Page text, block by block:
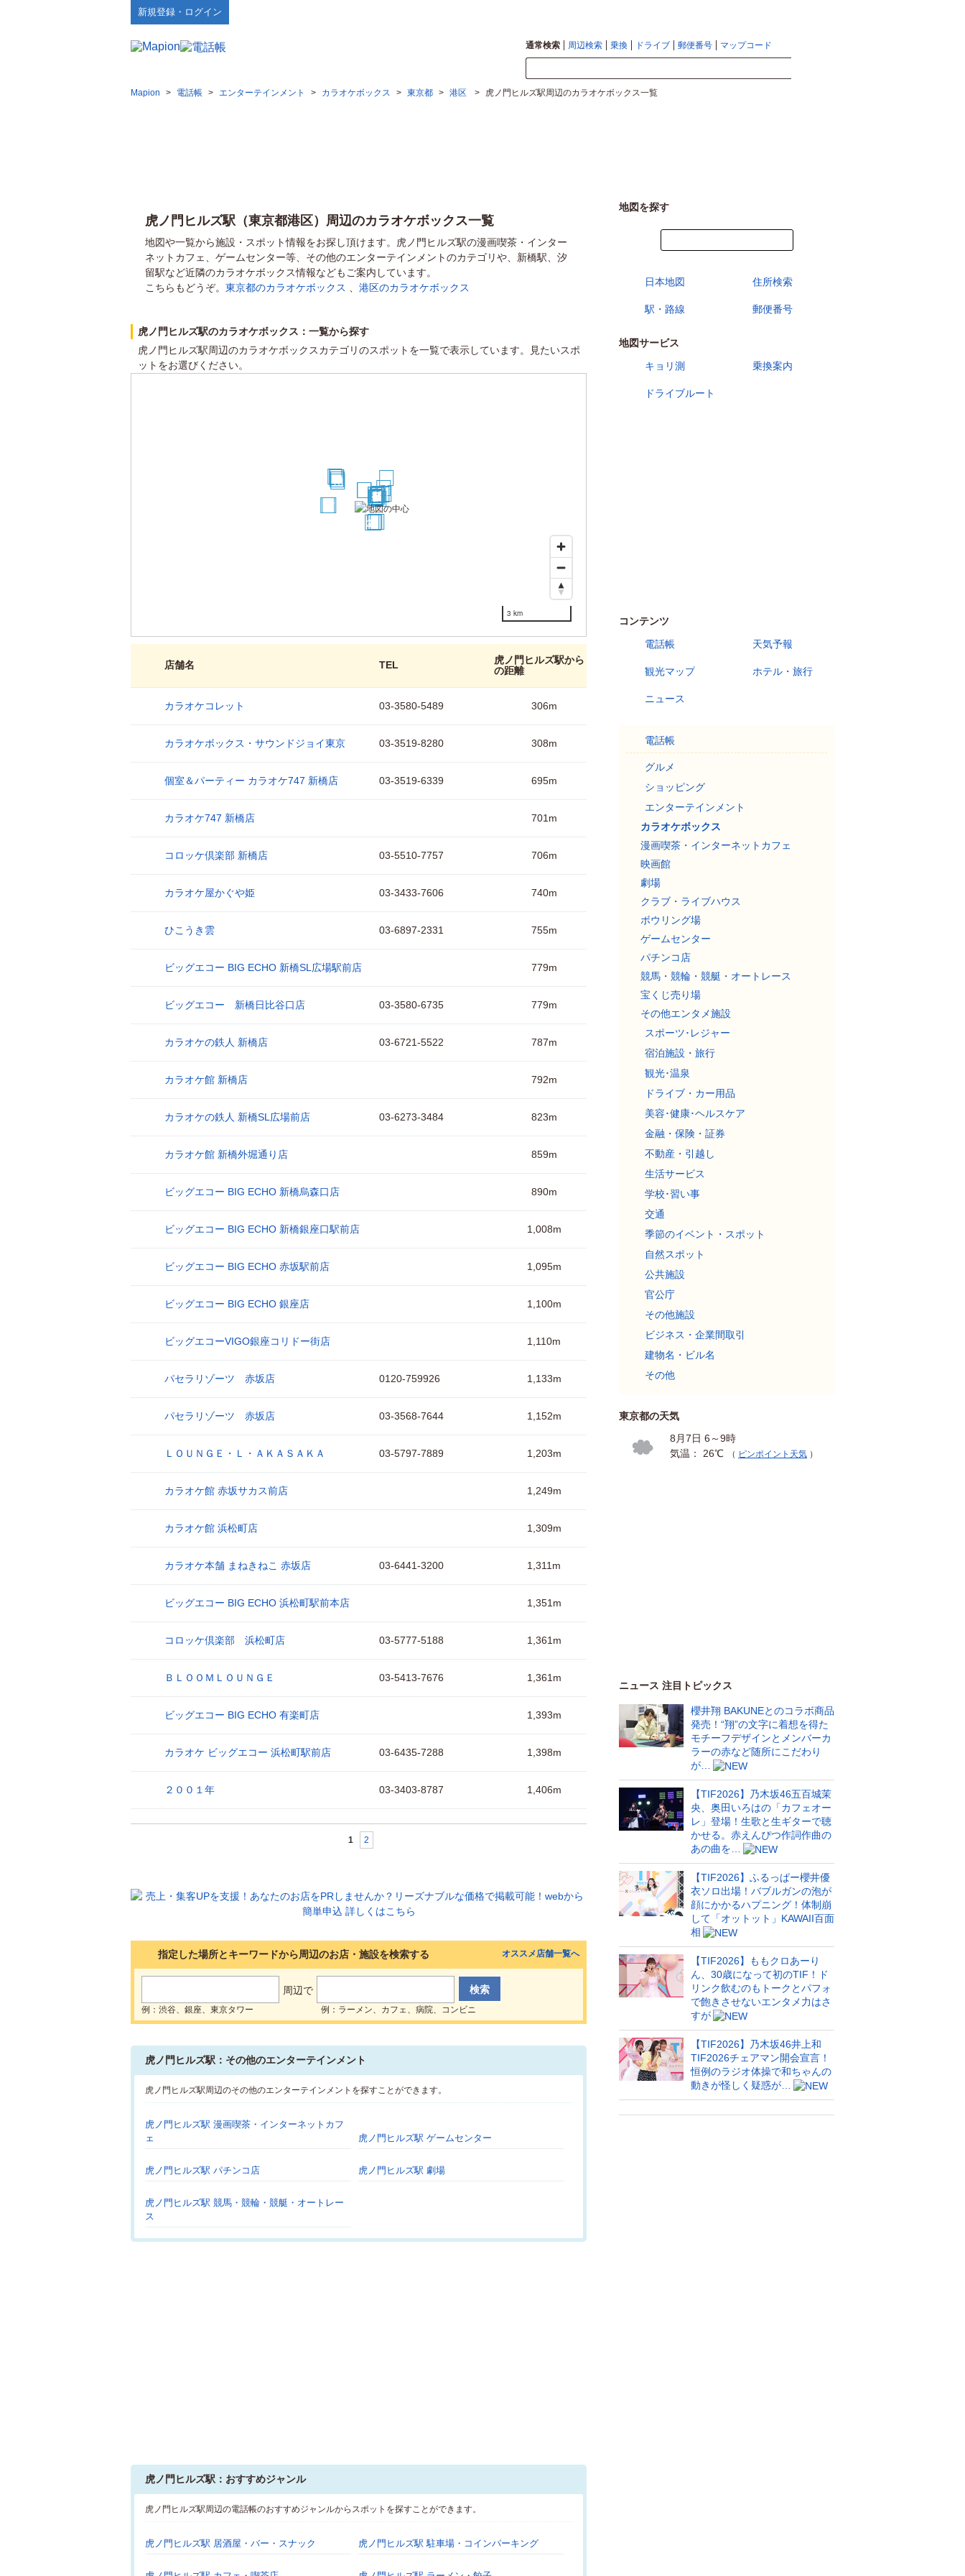
新規登録・ログイン
通常検索 周辺検索 乗換 ドライブ 郵便番号 マップコード
Mapion > 電話帳 > エンターテインメント > カラオケボックス > 東京都 > 港区 > 虎ノ門ヒルズ駅周辺のカラオケボックス一覧
虎ノ門ヒルズ駅（東京都港区）周辺のカラオケボックス一覧
地図や一覧から施設・スポット情報をお探し頂けます。虎ノ門ヒルズ駅の漫画喫茶・インター
ネットカフェ、ゲームセンター等、その他のエンターテインメントのカテゴリや、新橋駅、汐
留駅など近隣のカラオケボックス情報などもご案内しています。
こちらもどうぞ。 東京都のカラオケボックス 港区のカラオケボックス
虎ノ門ヒルズ駅のカラオケボックス：一覧から探す
虎ノ門ヒルズ駅周辺のカラオケボックスカテゴリのスポットを一覧で表示しています。見たいスポ
ットをお選びください。
3
4
5
6
78
9
10
11
12
13
14
15
16
17
18
19
20
21
22
23
24
25
26
27
28
3 km
店舗名 TEL
虎ノ門ヒルズ駅から
の距離
カラオケコレット 03-3580-5489 306m
カラオケボックス・サウンドジョイ東京 03-3519-8280 308m
個室＆パーティー カラオケ747 新橋店 03-3519-6339 695m
カラオケ747 新橋店 701m
コロッケ倶楽部 新橋店 03-5510-7757 706m
カラオケ屋かぐや姫 03-3433-7606 740m
ひこうき雲 03-6897-2331 755m
ビッグエコー BIG ECHO 新橋SL広場駅前店 779m
ビッグエコー 新橋日比谷口店 03-3580-6735 779m
カラオケの鉄人 新橋店 03-6721-5522 787m
カラオケ館 新橋店 792m
カラオケの鉄人 新橋SL広場前店 03-6273-3484 823m
カラオケ館 新橋外堀通り店 859m
ビッグエコー BIG ECHO 新橋烏森口店 890m
ビッグエコー BIG ECHO 新橋銀座口駅前店 1,008m
ビッグエコー BIG ECHO 赤坂駅前店 1,095m
ビッグエコー BIG ECHO 銀座店 1,100m
ビッグエコーVIGO銀座コリドー街店 1,110m
パセラリゾーツ 赤坂店 0120-759926 1,133m
パセラリゾーツ 赤坂店 03-3568-7644 1,152m
ＬＯＵＮＧＥ・Ｌ・ＡＫＡＳＡＫＡ 03-5797-7889 1,203m
カラオケ館 赤坂サカス前店 1,249m
カラオケ館 浜松町店 1,309m
カラオケ本舗 まねきねこ 赤坂店 03-6441-3200 1,311m
ビッグエコー BIG ECHO 浜松町駅前本店 1,351m
コロッケ倶楽部 浜松町店 03-5777-5188 1,361m
ＢＬＯＯＭＬＯＵＮＧＥ 03-5413-7676 1,361m
ビッグエコー BIG ECHO 有楽町店 1,393m
カラオケ ビッグエコー 浜松町駅前店 03-6435-7288 1,398m
２００１年 03-3403-8787 1,406m
1 2
指定した場所とキーワードから周辺のお店・施設を検索する
周辺で
例：渋谷、銀座、東京タワー 例：ラーメン、カフェ、病院、コンビニ
オススメ店舗一覧へ
虎ノ門ヒルズ駅：その他のエンターテインメント
虎ノ門ヒルズ駅周辺のその他のエンターテインメントを探すことができます。
虎ノ門ヒルズ駅 漫画喫茶・インターネットカフ
ェ
虎ノ門ヒルズ駅 ゲームセンター
虎ノ門ヒルズ駅 パチンコ店 虎ノ門ヒルズ駅 劇場
虎ノ門ヒルズ駅 競馬・競輪・競艇・オートレー
ス
虎ノ門ヒルズ駅：おすすめジャンル
虎ノ門ヒルズ駅周辺の電話帳のおすすめジャンルからスポットを探すことができます。
虎ノ門ヒルズ駅 居酒屋・バー・スナック 虎ノ門ヒルズ駅 駐車場・コインパーキング
地図を探す
日本地図 住所検索
駅・路線 郵便番号
地図サービス
キョリ測
乗換案内
ドライブルート
コンテンツ
電話帳
天気予報
観光マップ ホテル・旅行
ニュース
電話帳
グルメ
ショッピング
エンターテインメント
カラオケボックス
漫画喫茶・インターネットカフェ
映画館
劇場
クラブ・ライブハウス
ボウリング場
ゲームセンター
パチンコ店
競馬・競輪・競艇・オートレース
宝くじ売り場
その他エンタメ施設
スポーツ･レジャー
宿泊施設・旅行
観光･温泉
ドライブ・カー用品
美容･健康･ヘルスケア
金融・保険・証券
不動産・引越し
生活サービス
学校･習い事
交通
季節のイベント・スポット
自然スポット
公共施設
官公庁
その他施設
ビジネス・企業間取引
建物名・ビル名
その他
東京都の天気
8月7日 6～9時
気温： 26℃
（ ピンポイント天気 ）
ニュース 注目トピックス
櫻井翔 BAKUNEとのコラボ商品
発売！“翔”の文字に着想を得た
モチーフデザインとメンバーカ
ラーの赤など随所にこだわり
が…
【TIF2026】乃木坂46五百城茉
央、奥田いろはの「カフェオー
レ」登場！生歌と生ギターで聴
かせる。赤えんぴつ作詞作曲の
あの曲を…
【TIF2026】ふるっぱー櫻井優
衣ソロ出場！バブルガンの泡が
顔にかかるハプニング！体制崩
して「オットット」KAWAII百面
相
【TIF2026】ももクロあーり
ん、30歳になって初のTIF！ド
リンク飲むのもトークとパフォ
で飽きさせないエンタメ力はさ
すが
【TIF2026】乃木坂46井上和
TIF2026チェアマン開会宣言！
恒例のラジオ体操で和ちゃんの
動きが怪しく疑惑が…